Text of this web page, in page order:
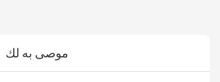
موصى به لك